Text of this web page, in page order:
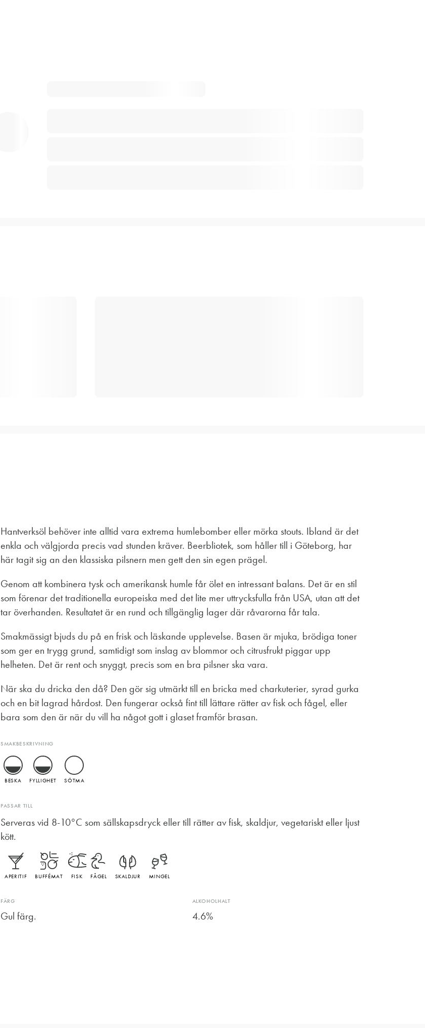
Hantverksöl behöver inte alltid vara extrema humlebomber eller mörka stouts. Ibland är det
enkla och välgjorda precis vad stunden kräver. Beerbliotek, som håller till i Göteborg, har
här tagit sig an den klassiska pilsnern men gett den sin egen prägel.
Genom att kombinera tysk och amerikansk humle får ölet en intressant balans. Det är en stil
som förenar det traditionella europeiska med det lite mer uttrycksfulla från USA, utan att det
tar överhanden. Resultatet är en rund och tillgänglig lager där råvarorna får tala.
Smakmässigt bjuds du på en frisk och läskande upplevelse. Basen är mjuka, brödiga toner
som ger en trygg grund, samtidigt som inslag av blommor och citrusfrukt piggar upp
helheten. Det är rent och snyggt, precis som en bra pilsner ska vara.
När ska du dricka den då? Den gör sig utmärkt till en bricka med charkuterier, syrad gurka
och en bit lagrad hårdost. Den fungerar också fint till lättare rätter av fisk och fågel, eller
bara som den är när du vill ha något gott i glaset framför brasan.
SMAKBESKRIVNING
BESKA FYLLIGHET SÖTMA
PASSAR TILL
Serveras vid 8-10°C som sällskapsdryck eller till rätter av fisk, skaldjur, vegetariskt eller ljust
kött.
APERITIF BUFFÉMAT FISK FÅGEL SKALDJUR MINGEL
FÄRG
Gul färg.
ALKOHOLHALT
4.6%